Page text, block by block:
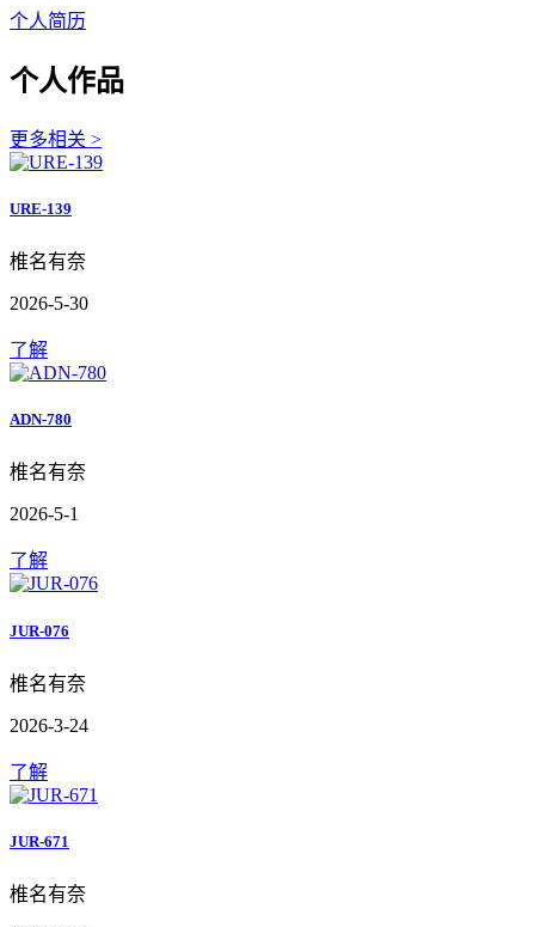
个人简历
个人作品
更多相关 >
URE-139
椎名有奈
2026-5-30
了解
ADN-780
椎名有奈
2026-5-1
了解
JUR-076
椎名有奈
2026-3-24
了解
JUR-671
椎名有奈